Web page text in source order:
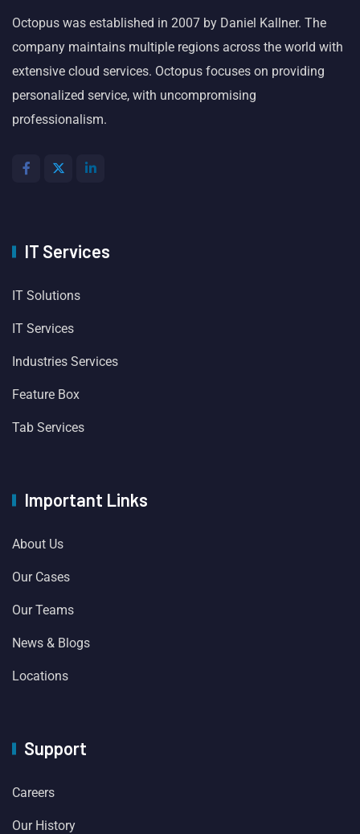
Octopus was established in 2007 by Daniel Kallner. The
company maintains multiple regions across the world with
extensive cloud services. Octopus focuses on providing
personalized service, with uncompromising
professionalism.
IT Services
IT Solutions
IT Services
Industries Services
Feature Box
Tab Services
Important Links
About Us
Our Cases
Our Teams
News & Blogs
Locations
Support
Careers
Our History